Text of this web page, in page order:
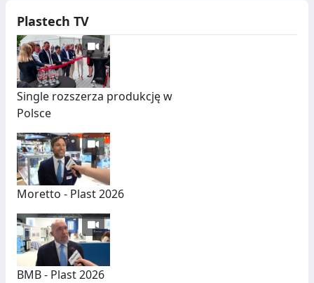
Plastech TV
Single rozszerza produkcję w
Polsce
Moretto - Plast 2026
BMB - Plast 2026